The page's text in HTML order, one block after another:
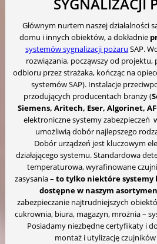
SYGNALIZACJI
Głównym nurtem naszej działalności
domu i innych obiektów, a dokładnie
systemów sygnalizacji pożaru SAP.
rozwiązania, począwszy od projektu,
odbioru przez strażaka, kończąc na
systemów SAP). Instalacje
przodujących producentach branży (
Siemens, Aritech, Eser, Algorinet,
elektroniczne systemy zabezpieczeń
umożliwią dobór najlepszego
Dobór urządzeń jest kluczowym
działającego systemu. Standardowa
temperaturowa, wyrafinowane
zasysania –to tylko niektóre systemy
dostępne w naszym
zabezpieczanie najtrudniejszych
cukrownia, biura, magazyn, mrożnia –
Posiadamy niezbędne certyfikaty i
montaż i utylizację